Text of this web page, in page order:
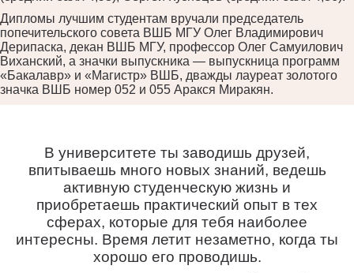
Дипломы лучшим студентам вручали председатель
попечительского совета ВШБ МГУ Олег Владимирович
Дерипаска, декан ВШБ МГУ, профессор Олег Самуилович
Виханский, а значки выпускника — выпускница программ
«Бакалавр» и «Магистр» ВШБ, дважды лауреат золотого
значка ВШБ номер 052 и 055 Аракся Миракян.
В университете ты заводишь друзей,
впитываешь много новых знаний, ведешь
активную студенческую жизнь и
приобретаешь практический опыт в тех
сферах, которые для тебя наиболее
интересны. Время летит незаметно, когда ты
хорошо его проводишь.